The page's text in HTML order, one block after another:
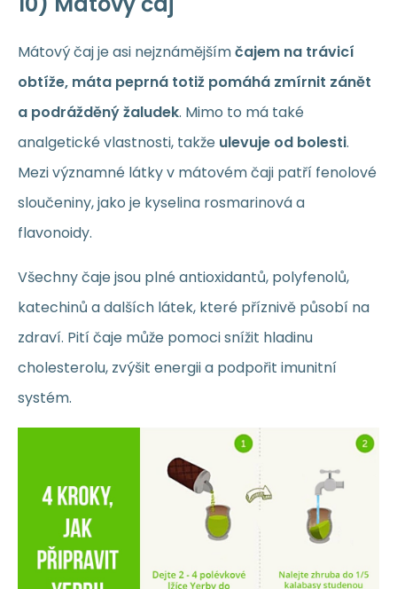
Mátový čaj je asi nejznámějšímčajem na trávicí
obtíže, máta peprná totiž pomáhá zmírnit zánět
a podrážděný žaludek. Mimo to má také
analgetické vlastnosti, takže ulevuje od bolesti.
Mezi významné látky v mátovém čaji patří fenolové
sloučeniny, jako je kyselina rosmarinová a
flavonoidy.
Všechny čaje jsou plné antioxidantů, polyfenolů,
katechinů a dalších látek, které příznivě působí na
zdraví. Pití čaje může pomoci snížit hladinu
cholesterolu, zvýšit energii a podpořit imunitní
systém.